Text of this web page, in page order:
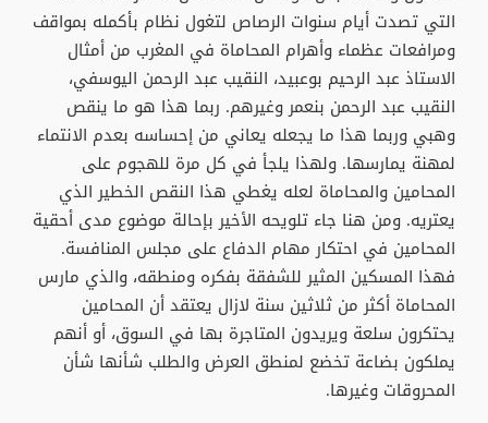
التي تصدت أيام سنوات الرصاص لتغول نظام بأكمله بمواقف
ومرافعات عظماء وأهرام المحاماة في المغرب من أمثال
الاستاذ عبد الرحيم بوعبيد، النقيب عبد الرحمن اليوسفي،
النقيب عبد الرحمن بنعمر وغيرهم. ربما هذا هو ما ينقص
وهبي وربما هذا ما يجعله يعاني من إحساسه بعدم الانتماء
لمهنة يمارسها. ولهذا يلجأ في كل مرة للهجوم على
المحامين والمحاماة لعله يغطي هذا النقص الخطير الذي
يعتريه. ومن هنا جاء تلويحه الأخير بإحالة موضوع مدى أحقية
المحامين في احتكار مهام الدفاع على مجلس المنافسة.
فهذا المسكين المثير للشفقة بفكره ومنطقه، والذي مارس
المحاماة أكثر من ثلاثين سنة لازال يعتقد أن المحامين
يحتكرون سلعة ويريدون المتاجرة بها في السوق، أو أنهم
يملكون بضاعة تخضع لمنطق العرض والطلب شأنها شأن
المحروقات وغيرها.